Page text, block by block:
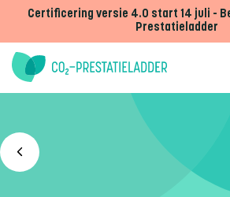
Certificering versie 4.0 start 14 juli -
Prestatieladder